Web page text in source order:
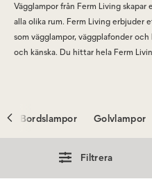
Vägglampor från Ferm Living
alla olika rum. Ferm Living erbjuder
som vägglampor, väggplafonder
och känska. Du hittar hela Ferm
Bordslampor Golvlampor
Filtrera